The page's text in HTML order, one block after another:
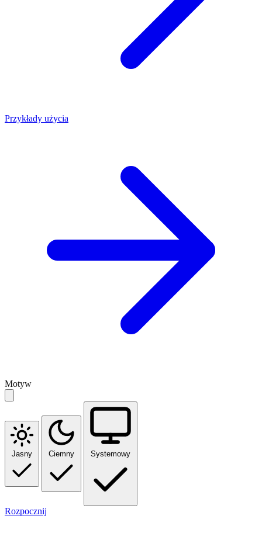
Przykłady użycia
Motyw
Jasny Ciemny Systemowy
Rozpocznij